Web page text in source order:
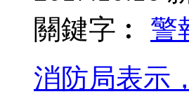
關鍵字︰ 警
消防局表示